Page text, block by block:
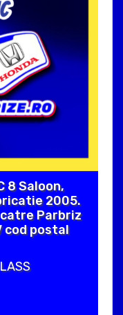
8 Saloon,
2005.
Parbriz
cod postal